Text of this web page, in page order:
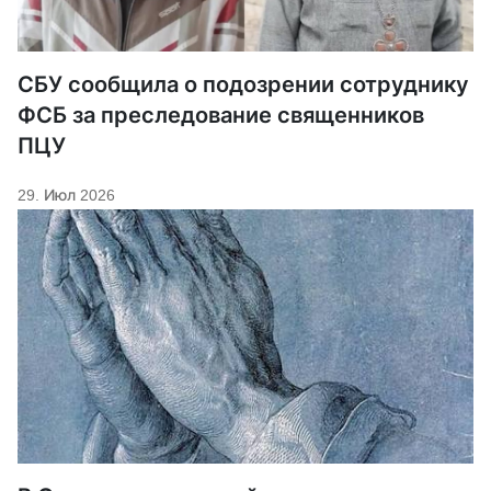
СБУ сообщила о подозрении сотруднику
ФСБ за преследование священников
ПЦУ
29. Июл 2026